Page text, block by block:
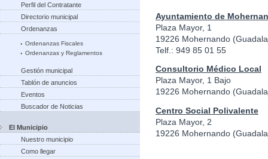
Perfil del Contratante
Directorio municipal
Ordenanzas
Ordenanzas Fiscales
Ordenanzas y Reglamentos
Gestión municipal
Tablón de anuncios
Eventos
Buscador de Noticias
El Municipio
Nuestro municipio
Como llegar
Ayuntamiento de
Plaza Mayor, 1
19226 Mohernando
Telf.: 949 85 01 55
Consultorio Médico Local
Plaza Mayor, 1 Bajo
19226 Mohernando
Centro Social Polivalente
Plaza Mayor, 2
19226 Mohernando